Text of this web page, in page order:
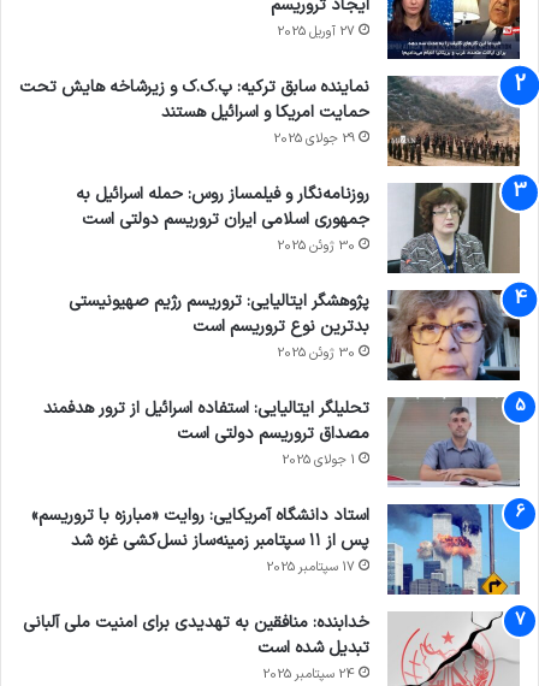
27 آوریل 2025
نماینده سابق ترکیه: پ.ک.ک و زیرشاخه هایش تحت
حمایت امریکا و اسرائیل هستند
29 جولای 2025
روزنامه‌نگار و فیلمساز روس: حمله اسرائیل به
جمهوری اسلامی ایران تروریسم دولتی است
30 ژوئن 2025
پژوهشگر ایتالیایی: تروریسم رژیم صهیونیستی
بدترین نوع تروریسم است
30 ژوئن 2025
تحلیلگر ایتالیایی: استفاده اسرائیل از ترور هدفمند
مصداق تروریسم دولتی است
1 جولای 2025
استاد دانشگاه آمریکایی: روایت «مبارزه با تروریسم»
پس از ۱۱ سپتامبر زمینه‌ساز نسل‌کشی غزه شد
17 سپتامبر 2025
خدابنده: منافقین به تهدیدی برای امنیت ملی آلبانی
تبدیل شده است
24 سپتامبر 2025